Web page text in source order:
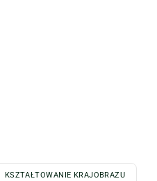
KSZTAŁTOWANIE KRAJOBRAZU